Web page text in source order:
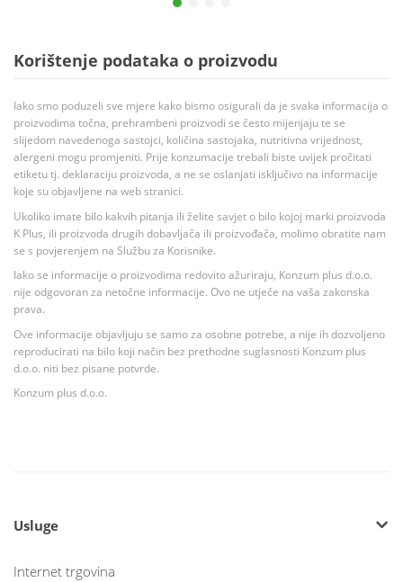
Korištenje podataka o proizvodu
Iako smo poduzeli sve mjere kako bismo osigurali da je svaka informacija o
proizvodima točna, prehrambeni proizvodi se često mijenjaju te se
slijedom navedenoga sastojci, količina sastojaka, nutritivna vrijednost,
alergeni mogu promjeniti. Prije konzumacije trebali biste uvijek pročitati
etiketu tj. deklaraciju proizvoda, a ne se oslanjati isključivo na informacije
koje su objavljene na web stranici.
Ukoliko imate bilo kakvih pitanja ili želite savjet o bilo kojoj marki proizvoda
K Plus, ili proizvoda drugih dobavljača ili proizvođača, molimo obratite nam
se s povjerenjem na Službu za Korisnike.
Iako se informacije o proizvodima redovito ažuriraju, Konzum plus d.o.o.
nije odgovoran za netočne informacije. Ovo ne utječe na vaša zakonska
prava.
Ove informacije objavljuju se samo za osobne potrebe, a nije ih dozvoljeno
reproducirati na bilo koji način bez prethodne suglasnosti Konzum plus
d.o.o. niti bez pisane potvrde.
Konzum plus d.o.o.
Usluge
Internet trgovina